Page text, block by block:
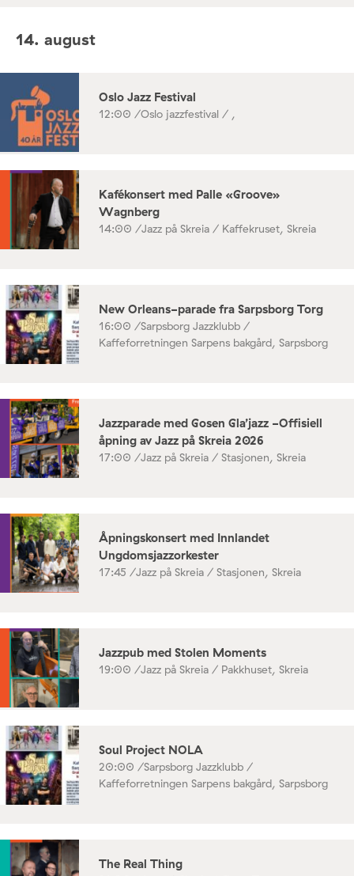
14. august
Oslo Jazz Festival
12:00 /Oslo jazzfestival / ,
Kafékonsert med Palle «Groove»
Wagnberg
14:00 /Jazz på Skreia / Kaffekruset, Skreia
New Orleans-parade fra Sarpsborg Torg
16:00 /Sarpsborg Jazzklubb /
Kaffeforretningen Sarpens bakgård, Sarpsborg
Jazzparade med Gosen Gla’jazz -Offisiell
åpning av Jazz på Skreia 2026
17:00 /Jazz på Skreia / Stasjonen, Skreia
Åpningskonsert med Innlandet
Ungdomsjazzorkester
17:45 /Jazz på Skreia / Stasjonen, Skreia
Jazzpub med Stolen Moments
19:00 /Jazz på Skreia / Pakkhuset, Skreia
Soul Project NOLA
20:00 /Sarpsborg Jazzklubb /
Kaffeforretningen Sarpens bakgård, Sarpsborg
The Real Thing